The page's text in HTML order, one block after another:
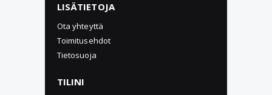
LISÄTIETOJA
Ota yhteyttä
Toimitusehdot
Tietosuoja
TILINI